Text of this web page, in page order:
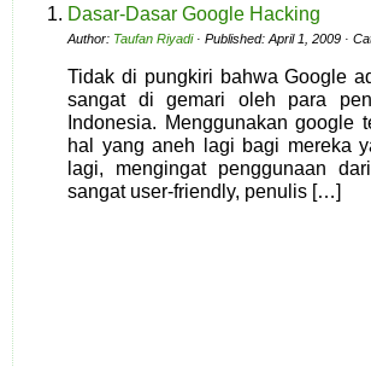
Dasar-Dasar Google Hacking
Author: Taufan Riyadi· Published: April 1, 2009 ·
Tidak di pungkiri bahwa Google
sangat di gemari oleh para
Indonesia. Menggunakan google
hal yang aneh lagi bagi mereka
lagi, mengingat penggunaan
sangat user-friendly, penulis […]